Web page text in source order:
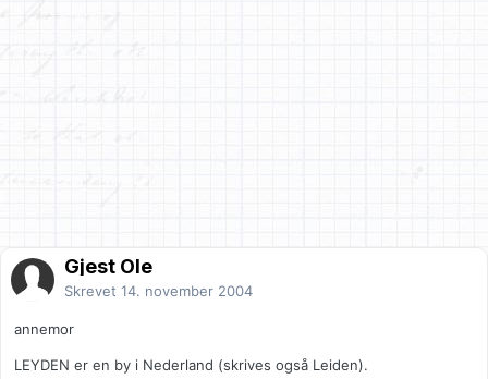
Gjest Ole
Skrevet 14. november 2004
annemor
LEYDEN er en by i Nederland (skrives også Leiden).